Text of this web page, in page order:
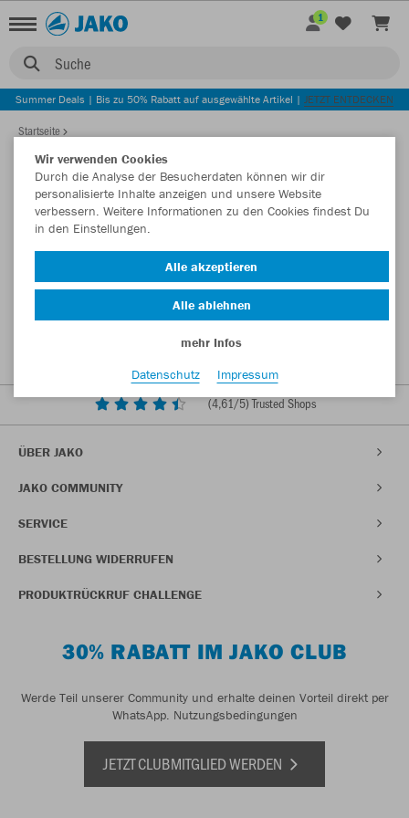
Suche
1
Summer Deals | Bis zu 50% Rabatt auf ausgewählte Artikel | JETZT ENTDECKEN
Startseite
(4,61/5) Trusted Shops
ÜBER JAKO
JAKO COMMUNITY
SERVICE
BESTELLUNG WIDERRUFEN
PRODUKTRÜCKRUF CHALLENGE
30% RABATT IM JAKO CLUB
Werde Teil unserer Community und erhalte deinen Vorteil direkt per
WhatsApp. Nutzungsbedingungen
JETZT CLUBMITGLIED WERDEN
Wir verwenden Cookies
Durch die Analyse der Besucherdaten können wir dir
personalisierte Inhalte anzeigen und unsere Website
verbessern. Weitere Informationen zu den Cookies findest Du
in den Einstellungen.
Alle akzeptieren
Alle ablehnen
mehr Infos
Datenschutz
Impressum